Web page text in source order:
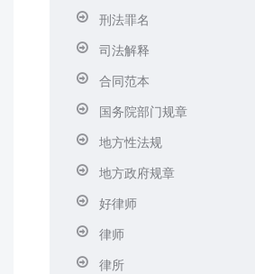
刑法罪名
司法解释
合同范本
国务院部门规章
地方性法规
地方政府规章
好律师
律师
律所